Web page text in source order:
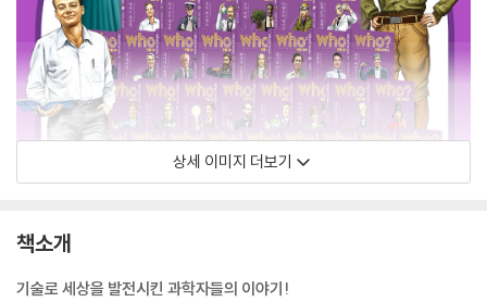
상세 이미지 더보기
책소개
기술로 세상을 발전시킨 과학자들의 이야기!